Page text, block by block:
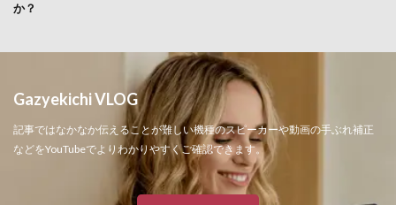
か？
Gazyekichi VLOG
記事ではなかなか伝えることが難しい機種のスピーカーや動画の手ぶれ補正
などをYouTubeでよりわかりやすくご確認できます。